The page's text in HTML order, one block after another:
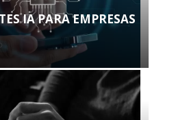
IA PARA EMPRESAS